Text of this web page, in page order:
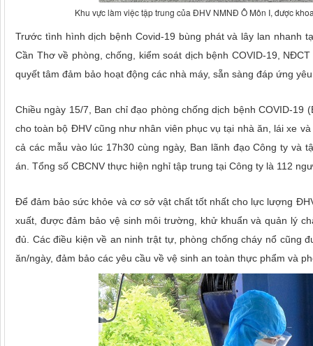
Khu vực làm việc tập trung của ĐHV NMNĐ Ô Môn I, được
Trước tình hình dịch bệnh Covid-19 bùng phát và lây lan nhanh
Cần Thơ về phòng, chống, kiểm soát dịch bệnh COVID-19,
quyết tâm đảm bảo hoạt động các nhà máy, sẵn sàng đáp ứng
Chiều ngày 15/7, Ban chỉ đạo phòng chống dịch bệnh COVID-
cho toàn bộ ĐHV cũng như nhân viên phục vụ tại nhà ăn, lái xe
cả các mẫu vào lúc 17h30 cùng ngày, Ban lãnh đạo Công ty và
án. Tổng số CBCNV thực hiện nghỉ tập trung tại Công ty là 112
Để đảm bảo sức khỏe và cơ sở vật chất tốt nhất cho lực lượng
xuất, được đảm bảo vệ sinh môi trường, khử khuẩn và quản lý
đủ. Các điều kiện về an ninh trật tự, phòng chống cháy nổ cũng
ăn/ngày, đảm bảo các yêu cầu về vệ sinh an toàn thực phẩm và